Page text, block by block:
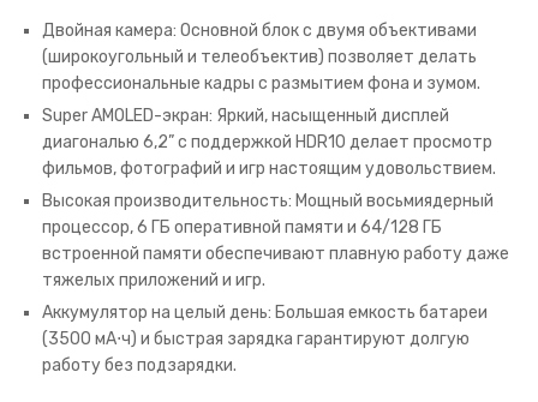
Двойная камера: Основной блок с двумя объективами
(широкоугольный и телеобъектив) позволяет делать
профессиональные кадры с размытием фона и зумом.
Super AMOLED-экран: Яркий, насыщенный дисплей
диагональю 6,2” с поддержкой HDR10 делает просмотр
фильмов, фотографий и игр настоящим удовольствием.
Высокая производительность: Мощный восьмиядерный
процессор, 6 ГБ оперативной памяти и 64/128 ГБ
встроенной памяти обеспечивают плавную работу даже
тяжелых приложений и игр.
Аккумулятор на целый день: Большая емкость батареи
(3500 мА⋅ч) и быстрая зарядка гарантируют долгую
работу без подзарядки.